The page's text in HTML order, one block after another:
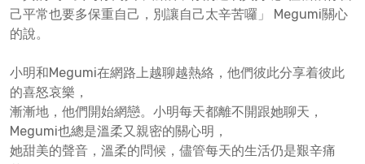
己平常也要多保重自己，別讓自己太辛苦囉」 Megumi關心
的說。
小明和Megumi在網路上越聊越熱絡，他們彼此分享着彼此
的喜怒哀樂，
漸漸地，他們開始網戀。小明每天都離不開跟她聊天，
Megumi也總是溫柔又親密的關心明，
她甜美的聲音，溫柔的問候，儘管每天的生活仍是艱辛痛